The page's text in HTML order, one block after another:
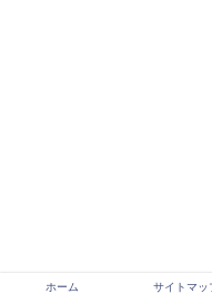
ホーム サイトマッ